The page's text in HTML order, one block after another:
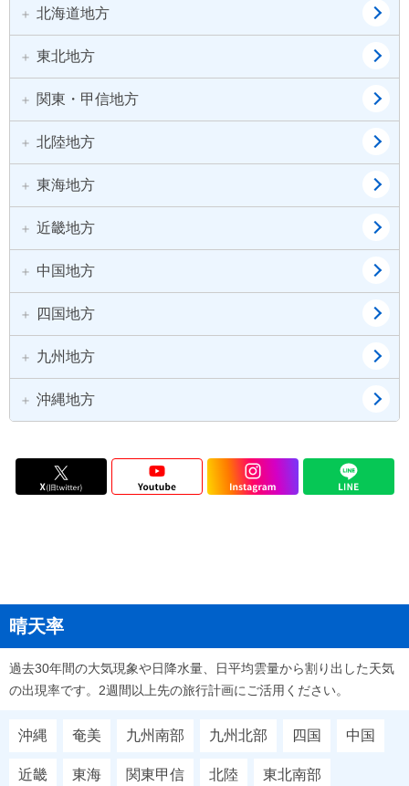
北海道地方
道北
道央
東北地方
青森県
宮城県
山形県
関東・甲信地方
東京都
埼玉県
茨城県
群馬県
長野県
北陸地方
新潟県
石川県
東海地方
愛知県
静岡県
近畿地方
大阪府
京都府
奈良県
中国地方
鳥取県
岡山県
山口県
四国地方
徳島県
愛媛県
九州地方
福岡県
大分県 宮崎県
沖縄地方
晴天率
過去30年間の大気現象や日降水量、日平均雲量から割り出した天気
の出現率です。2週間以上先の旅行計画にご活用ください。
沖縄 奄美 九州南部 九州北部 四国 中国
近畿 東海 関東甲信 北陸 東北南部